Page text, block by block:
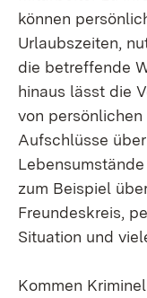
können
Urlaubszeiten,
die betreffende
hinaus lässt die
von
Aufschlüsse
zum Beispiel
Freundeskreis,
Situation und
Kommen